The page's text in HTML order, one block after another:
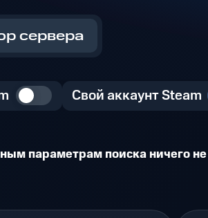
сервера
Свой аккаунт Steam
параметрам поиска ничего